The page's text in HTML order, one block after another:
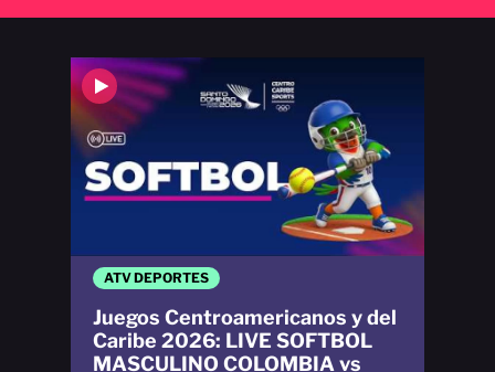
ATV DEPORTES
Juegos Centroamericanos y del
Caribe 2026: LIVE SOFTBOL
MASCULINO COLOMBIA vs